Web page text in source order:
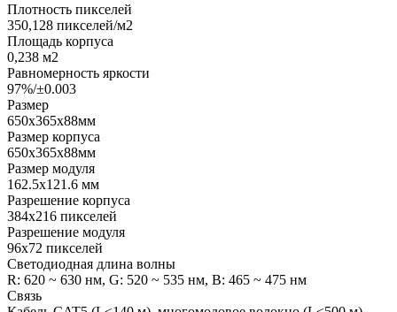
Плотность пикселей
350,128 пикселей/м2
Площадь корпуса
0,238 м2
Равномерность яркости
97%/±0.003
Размер
650х365х88мм
Размер корпуса
650х365х88мм
Размер модуля
162.5x121.6 мм
Разрешение корпуса
384х216 пикселей
Разрешение модуля
96x72 пикселей
Светодиодная длина волны
R: 620 ~ 630 нм, G: 520 ~ 535 нм, B: 465 ~ 475 нм
Связь